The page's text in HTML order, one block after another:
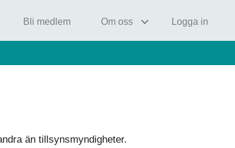
Bli medlem Om oss Logga in
än tillsynsmyndigheter.